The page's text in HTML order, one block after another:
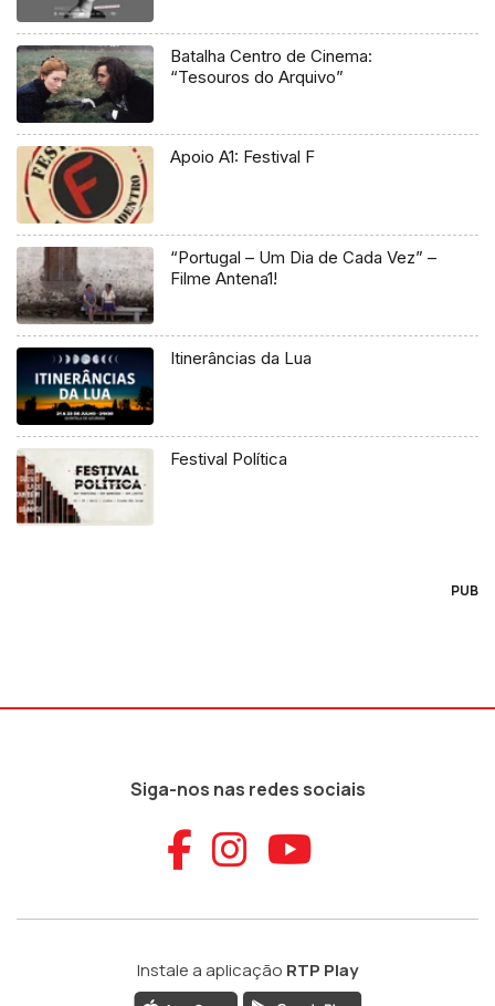
Batalha Centro de Cinema:
“Tesouros do Arquivo”
Apoio A1: Festival F
“Portugal – Um Dia de Cada Vez” –
Filme Antena1!
Itinerâncias da Lua
Festival Política
PUB
Siga-nos nas redes sociais
Aceder ao
Aceder ao
Aceder
Instale a aplicação RTP Play